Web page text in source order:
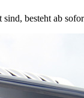
besteht ab